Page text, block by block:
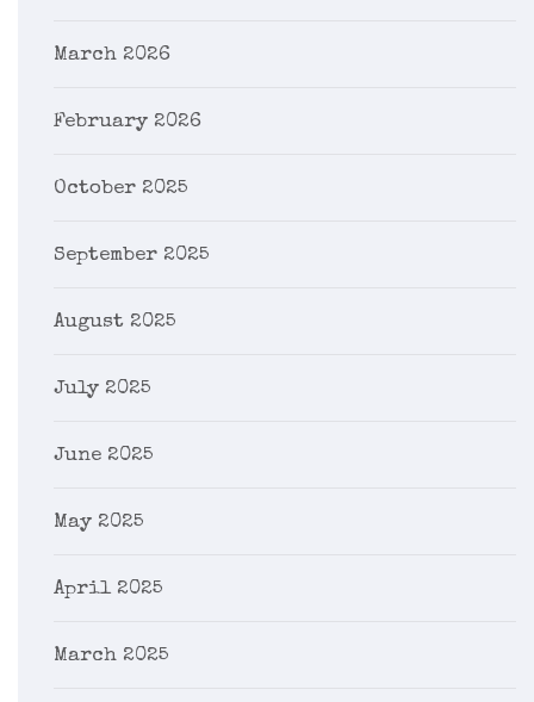
March 2026
February 2026
October 2025
September 2025
August 2025
July 2025
June 2025
May 2025
April 2025
March 2025